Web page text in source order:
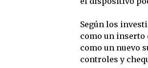
Según los
como un inserto
como un nuevo
controles y